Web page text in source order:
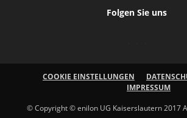
Folgen Sie uns
COOKIE EINSTELLUNGEN
IMPRESSUM
© Copyright © enilon UG Kaiserslautern 2017